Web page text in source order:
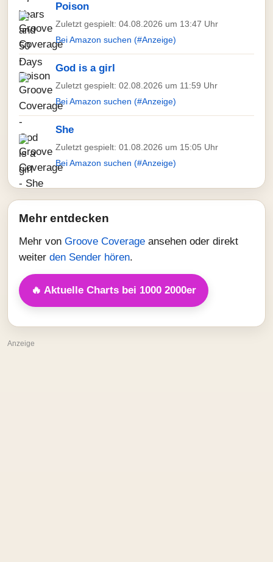
Poison
Zuletzt gespielt: 04.08.2026 um 13:47 Uhr
Bei Amazon suchen (#Anzeige)
God is a girl
Zuletzt gespielt: 02.08.2026 um 11:59 Uhr
Bei Amazon suchen (#Anzeige)
She
Zuletzt gespielt: 01.08.2026 um 15:05 Uhr
Bei Amazon suchen (#Anzeige)
Mehr entdecken
Mehr von Groove Coverage ansehen oder direkt
weiter den Sender hören.
🔥 Aktuelle Charts bei 1000 2000er
Anzeige